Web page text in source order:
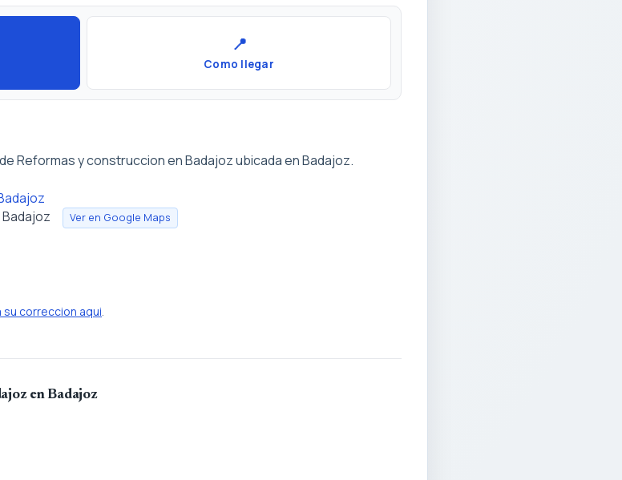
📍
Como llegar
Reformas y construccion en Badajoz ubicada en Badajoz.
Badajoz Ver en Google Maps
su correccion aqui
en Badajoz